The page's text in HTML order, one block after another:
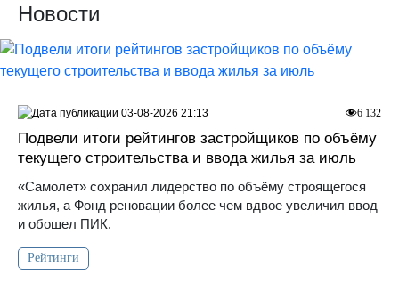
Новости
Подвели итоги рейтингов застройщиков по объёму
текущего строительства и ввода жилья за июль
«Самолет» сохранил лидерство по объёму строящегося
жилья, а Фонд реновации более чем вдвое увеличил ввод
и обошел ПИК.
Рейтинги
6 132
03-08-2026 21:13